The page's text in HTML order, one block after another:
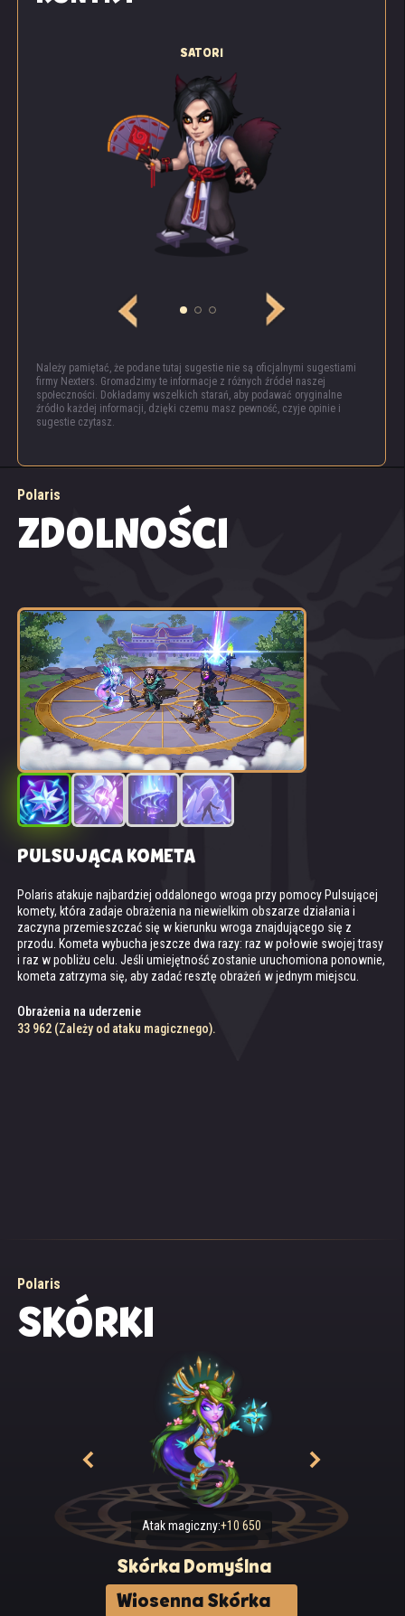
SATORI
Należy pamiętać, że podane tutaj sugestie nie są oficjalnymi sugestiami
firmy Nexters. Gromadzimy te informacje z różnych źródeł naszej
społeczności. Dokładamy wszelkich starań, aby podawać oryginalne
źródło każdej informacji, dzięki czemu masz pewność, czyje opinie i
sugestie czytasz.
Polaris
ZDOLNOŚCI
PULSUJĄCA KOMETA
Polaris atakuje najbardziej oddalonego wroga przy pomocy Pulsującej
komety, która zadaje obrażenia na niewielkim obszarze działania i
zaczyna przemieszczać się w kierunku wroga znajdującego się z
przodu. Kometa wybucha jeszcze dwa razy: raz w połowie swojej trasy
i raz w pobliżu celu. Jeśli umiejętność zostanie uruchomiona ponownie,
kometa zatrzyma się, aby zadać resztę obrażeń w jednym miejscu.
Obrażenia na uderzenie
33 962 (Zależy od ataku magicznego).
LODOWA FORTECA
Tworzy lodową barierę, która może wytrzymać trzy trafienia. Za każdym
razem, gdy wróg trafi w barierę, Polaris otrzymuje 10% premii do energii,
a atakujący zostaje spowolniony na 3 sekundy. Po trzecim trafieniu
bariera eksploduje na dziesiątki lodowych odłamków, zadając
obrażenia pobliskim wrogom.
11486 (zależy od zdrowia)
ZORZA POLARNA
Polaris rzuca Zorzę polarną na swoich wrogów. Efekty kontroli jej
sojuszników trwają o 60% dłużej, gdy zastosują je na wrogach objętych
zorzą. Zorza polarna zmniejsza również o 10 poziom tych umiejętności
wroga, które mają szansę na aktywację.
Zwiększenie czasu kontroli
PRAWDZIWE ZAMROŻENIE
Kiedy Pulsująca kometa lub Lodowa forteca eksploduje, dotknięci nimi
wrogowie otrzymują efekt statusu Prawdziwe zamrożenie na 3 sek..
Zamrożeni wrogowie zostają ogłuszeni i tracą zdolność gromadzenia
energii i innych zasobów. Zadawane im obrażenia magiczne wzrastają
o 140%, a obrażenia fizyczne spadają o 80%.
140%
Polaris
SKÓRKI
Atak magiczny:+10 650
Skórka Domyślna
Wiosenna Skórka